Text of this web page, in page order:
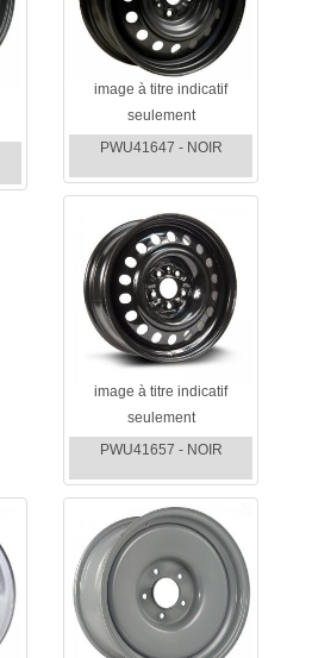
image à titre indicatif
seulement
PWU41647 - NOIR
image à titre indicatif
seulement
PWU41657 - NOIR